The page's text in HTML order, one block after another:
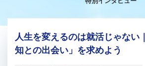
人生を変えるのは就活じゃない
知との出会い」を求めよう